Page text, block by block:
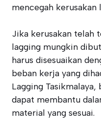
mencegah kerusakan
Jika kerusakan telah
lagging mungkin
harus disesuaikan
beban kerja yang
Lagging
dapat membantu
material yang sesuai.